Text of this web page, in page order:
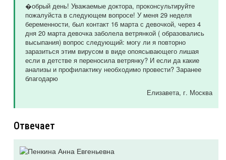
�обрый день! Уважаемые доктора, проконсультируйте
пожалуйста в следующем вопросе! У меня 29 неделя
беременности, был контакт 16 марта с девочкой, через 4
дня 20 марта девочка заболела ветрянкой ( образовались
высыпания) вопрос следующий: могу ли я повторно
заразиться этим вирусом в виде опоясывающего лишая
если в детстве я переносила ветрянку? И если да какие
анализы и профилактику необходимо провести? Заранее
благодарю
Елизавета, г. Москва
Отвечает